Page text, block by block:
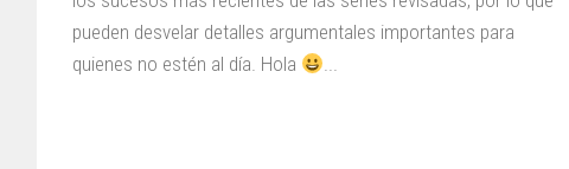
pueden desvelar detalles argumentales importantes para
quienes no estén al día. Hola
...